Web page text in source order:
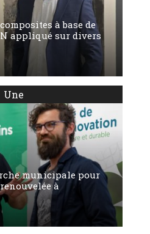
à base de
appliqué sur divers
Une
municipale pour
à